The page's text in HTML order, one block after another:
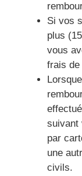
Si vos
plus
vous
frais de
suivant
par
une
civils.